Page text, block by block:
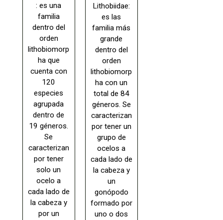
: es una
familia
dentro del
orden
lithobiomorp
ha que
cuenta con
120
especies
agrupada
dentro de
19 géneros.
Se
caracterizan
por tener
solo un
ocelo a
cada lado de
la cabeza y
por un
Lithobiidae:
es las
familia más
grande
dentro del
orden
lithobiomorp
ha con un
total de 84
géneros. Se
caracterizan
por tener un
grupo de
ocelos a
cada lado de
la cabeza y
un
gonópodo
formado por
uno o dos